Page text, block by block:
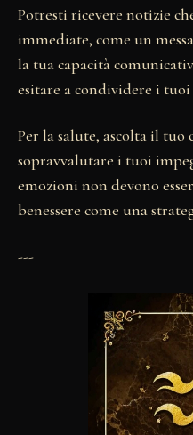
Potresti ricevere notizie
immediate, come un
la tua capacità
esitare a condividere i
Per la salute, ascolta il tuo
sopravvalutare i tuoi
emozioni non devono
benessere come una
---